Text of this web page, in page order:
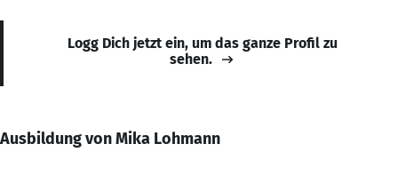
Logg Dich jetzt ein, um das ganze Profil zu
sehen.
Ausbildung von Mika Lohmann